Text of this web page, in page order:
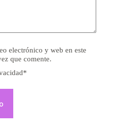
electrónico y web en este
que comente.
*